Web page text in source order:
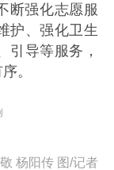
断强化志愿服
护、强化卫生
引导等服务，
。
杨阳传 图/记者